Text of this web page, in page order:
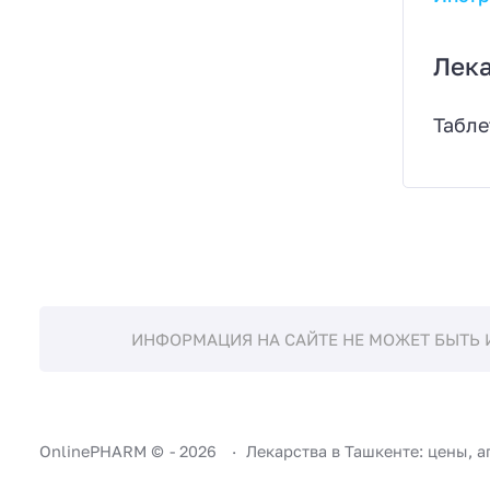
ИНФОРМАЦИЯ НА САЙТЕ НЕ МОЖЕТ БЫТЬ
OnlinePHARM © - 2026 Лекарства в Ташкенте: цены,